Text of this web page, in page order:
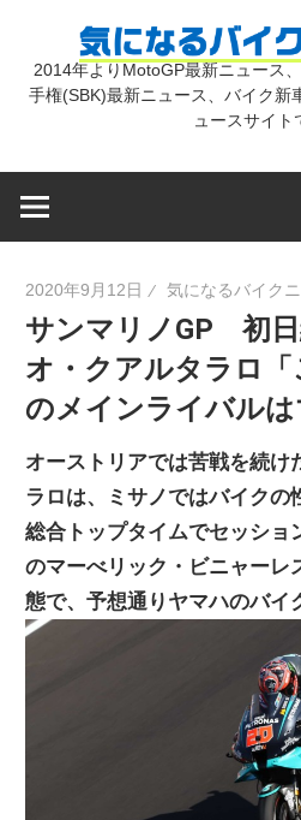
2014年よりMotoGP最新ニュース
手権(SBK)最新ニュース、バイク新
ュースサイト
2020年9月12日 気になるバイク
サンマリノGP 初
オ・クアルタラロ
のメインライバルは
オーストリアでは苦戦を続け
ラロは、ミサノではバイクの
総合トップタイムでセッショ
のマーべリック・ビニャーレ
態で、予想通りヤマハのバ